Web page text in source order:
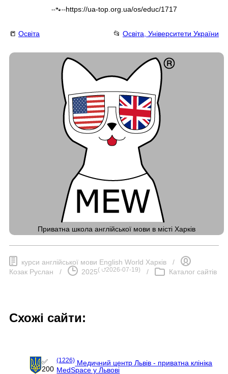
--🐾--https://ua-top.org.ua/os/educ/1717
📒 Освіта 📂 Освіта, Університети України
Приватна школа англійської мови в місті Харків
курси англійської мови English World Харків /
Козак Руслан / 2025( ⮍2026-07-19) / Каталог сайтів
Схожі сайти:
✅
200
(1226)Медичний центр Львів - приватна клініка
MedSpace у Львові